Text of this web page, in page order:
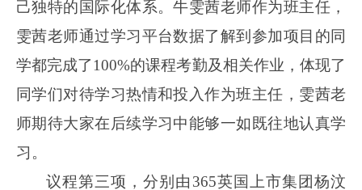
己独特的国际化体系。牛雯茜老师作为班主任，
雯茜老师通过学习平台数据了解到参加项目的同
学都完成了100%的课程考勤及相关作业，体现了
同学们对待学习热情和投入作为班主任，雯茜老
师期待大家在后续学习中能够一如既往地认真学
习。
议程第三项，分别由365英国上市集团杨汶